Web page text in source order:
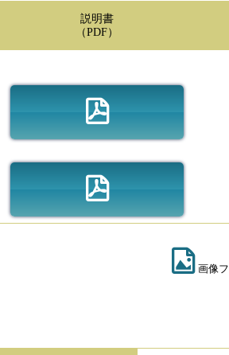
説明書
（PDF）
画像